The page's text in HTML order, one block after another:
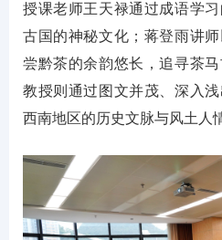
授课老师王天禄通过成语学
古国的神秘文化；蒋登雨讲
尝黔茶的余韵悠长，追寻茶
教授则通过图文并茂、深入
西南地区的历史文脉与风土人